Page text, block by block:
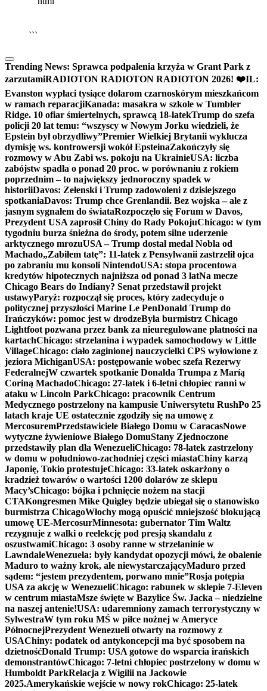
```
Trending News: Sprawca podpalenia krzyża w Grant Park z
zarzutamiRADIOTON RADIOTON RADIOTON 2026! ❤️IL:
Evanston wypłaci tysiące dolarom czarnoskórym mieszkańcom
w ramach reparacjiKanada: masakra w szkole w Tumbler
Ridge. 10 ofiar śmiertelnych, sprawcą 18-latekTrump do szefa
policji 20 lat temu: “wszyscy w Nowym Jorku wiedzieli, że
Epstein był obrzydliwy”Premier Wielkiej Brytanii wyklucza
dymisję ws. kontrowersji wokół EpsteinaZakończyły się
rozmowy w Abu Zabi ws. pokoju na UkrainieUSA: liczba
zabójstw spadła o ponad 20 proc. w porównaniu z rokiem
poprzednim – to największy jednoroczny spadek w
historiiDavos: Zełenski i Trump zadowoleni z dzisiejszego
spotkaniaDavos: Trump chce Grenlandii. Bez wojska – ale z
jasnym sygnałem do świataRozpoczęło się Forum w Davos,
Prezydent USA zaprosił Chiny do Rady PokojuChicago: w tym
tygodniu burza śnieżna do środy, potem silne uderzenie
arktycznego mrozuUSA – Trump dostał medal Nobla od
Machado„Zabiłem tatę”: 11-latek z Pensylwanii zastrzelił ojca
po zabraniu mu konsoli NintendoUSA: stopa procentowa
kredytów hipotecznych najniższa od ponad 3 latNa mecze
Chicago Bears do Indiany? Senat przedstawił projekt
ustawyParyż: rozpoczął się proces, który zadecyduje o
politycznej przyszłości Marine Le PenDonald Trump do
Irańczyków: pomoc jest w drodzeByła burmistrz Chicago
Lightfoot pozwana przez bank za nieuregulowane płatności na
kartachChicago: strzelanina i wypadek samochodowy w Little
VillageChicago: ciało zaginionej nauczycielki CPS wyłowione z
jeziora MichiganUSA: postępowanie wobec szefa Rezerwy
FederalnejW czwartek spotkanie Donalda Trumpa z Maríą
Coriną MachadoChicago: 27-latek i 6-letni chłopiec ranni w
ataku w Lincoln ParkChicago: pracownik Centrum
Medycznego postrzelony na kampusie Uniwersytetu RushPo 25
latach kraje UE ostatecznie zgodziły się na umowę z
MercosuremPrzedstawiciele Białego Domu w CaracasNowe
wytyczne żywieniowe Białego DomuStany Zjednoczone
przedstawiły plan dla WenezueliChicago: 78-latek zastrzelony
w domu w południowo-zachodniej części miastaChiny karzą
Japonię, Tokio protestujeChicago: 33-latek oskarżony o
kradzież towarów o wartości 1200 dolarów ze sklepu
Macy’sChicago: bójka i pchnięcie nożem na stacji
CTAKongresmen Mike Quigley będzie ubiegał się o stanowisko
burmistrza ChicagoWłochy mogą opuścić mniejszość blokującą
umowę UE-MercosurMinnesota: gubernator Tim Waltz
rezygnuje z walki o reelekcję pod presją skandalu z
oszustwamiChicago: 3 osoby ranne w strzelaninie w
LawndaleWenezuela: były kandydat opozycji mówi, że obalenie
Maduro to ważny krok, ale niewystarczającyMaduro przed
sądem: “jestem prezydentem, porwano mnie”Rosja potępia
USA za akcję w WenezueliChicago: rabunek w sklepie 7-Eleven
w centrum miastaMsze święte w Bazylice Św. Jacka – niedzielne
na naszej antenie!USA: udaremniony zamach terrorystyczny w
SylwestraW tym roku MŚ w piłce nożnej w Ameryce
PółnocnejPrezydent Wenezueli otwarty na rozmowy z
USAChiny: podatek od antykoncepcji ma być sposobem na
dzietnośćDonald Trump: USA gotowe do wsparcia irańskich
demonstrantówChicago: 7-letni chłopiec postrzelony w domu w
Humboldt ParkRelacja z Wigilii na Jackowie
2025.Amerykańskie wejście w nowy rokChicago: 25-latek